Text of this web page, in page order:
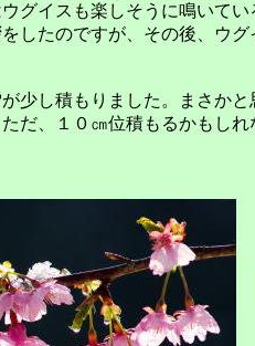
グイスも楽しそうに鳴いてい
したのですが、その後、ウグ
少し積もりました。まさかと
だ、１０㎝位積もるかもしれ